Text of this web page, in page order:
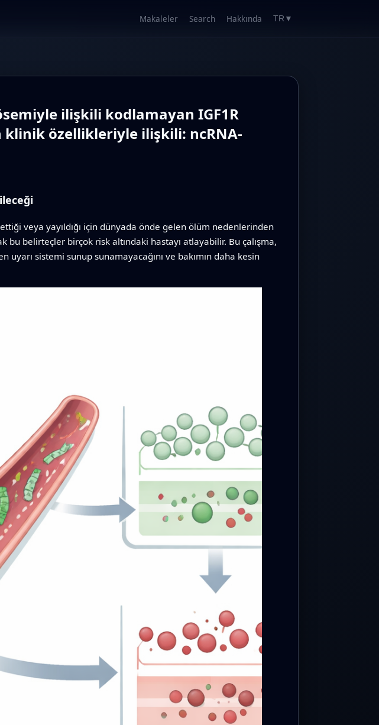
Makaleler Search Hakkında TR ▼
ilişkili kodlamayan IGF1R
klinik özellikleriyle ilişkili: ncRNA-
veya yayıldığı için dünyada önde gelen ölüm nedenlerinden
belirteçler birçok risk altındaki hastayı atlayabilir. Bu çalışma,
sistemi sunup sunamayacağını ve bakımın daha kesin